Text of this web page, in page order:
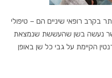
בקרב רופאי שיניים הם – טיפולי
אשר נעשה בשן שהעששת שנמצאת
הקיימת על גבי כל שן באופן